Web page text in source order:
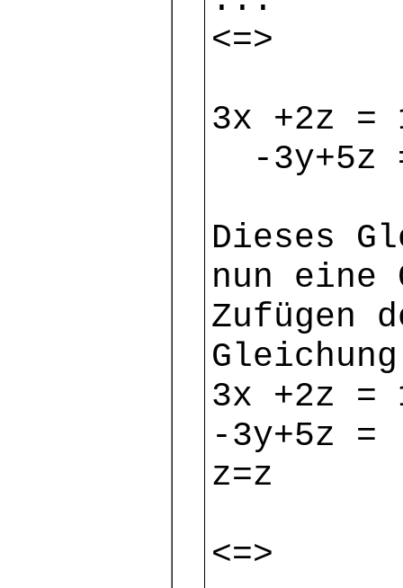
<=>
3x +2z =
-3y+5z
Dieses
nun eine
Zufügen
3x +2z =
-3y+5z =
z=z
<=>